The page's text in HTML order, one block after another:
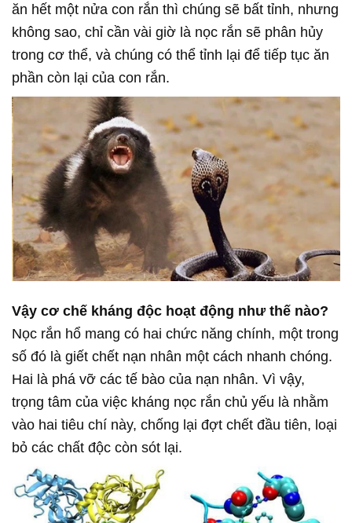
ăn hết một nửa con rắn thì chúng sẽ bất tỉnh, nhưng
không sao, chỉ cần vài giờ là nọc rắn sẽ phân hủy
trong cơ thể, và chúng có thể tỉnh lại để tiếp tục ăn
phần còn lại của con rắn.
Vậy cơ chế kháng độc hoạt động như thế nào?
Nọc rắn hổ mang có hai chức năng chính, một trong
số đó là giết chết nạn nhân một cách nhanh chóng.
Hai là phá vỡ các tế bào của nạn nhân. Vì vậy,
trọng tâm của việc kháng nọc rắn chủ yếu là nhằm
vào hai tiêu chí này, chống lại đợt chết đầu tiên, loại
bỏ các chất độc còn sót lại.